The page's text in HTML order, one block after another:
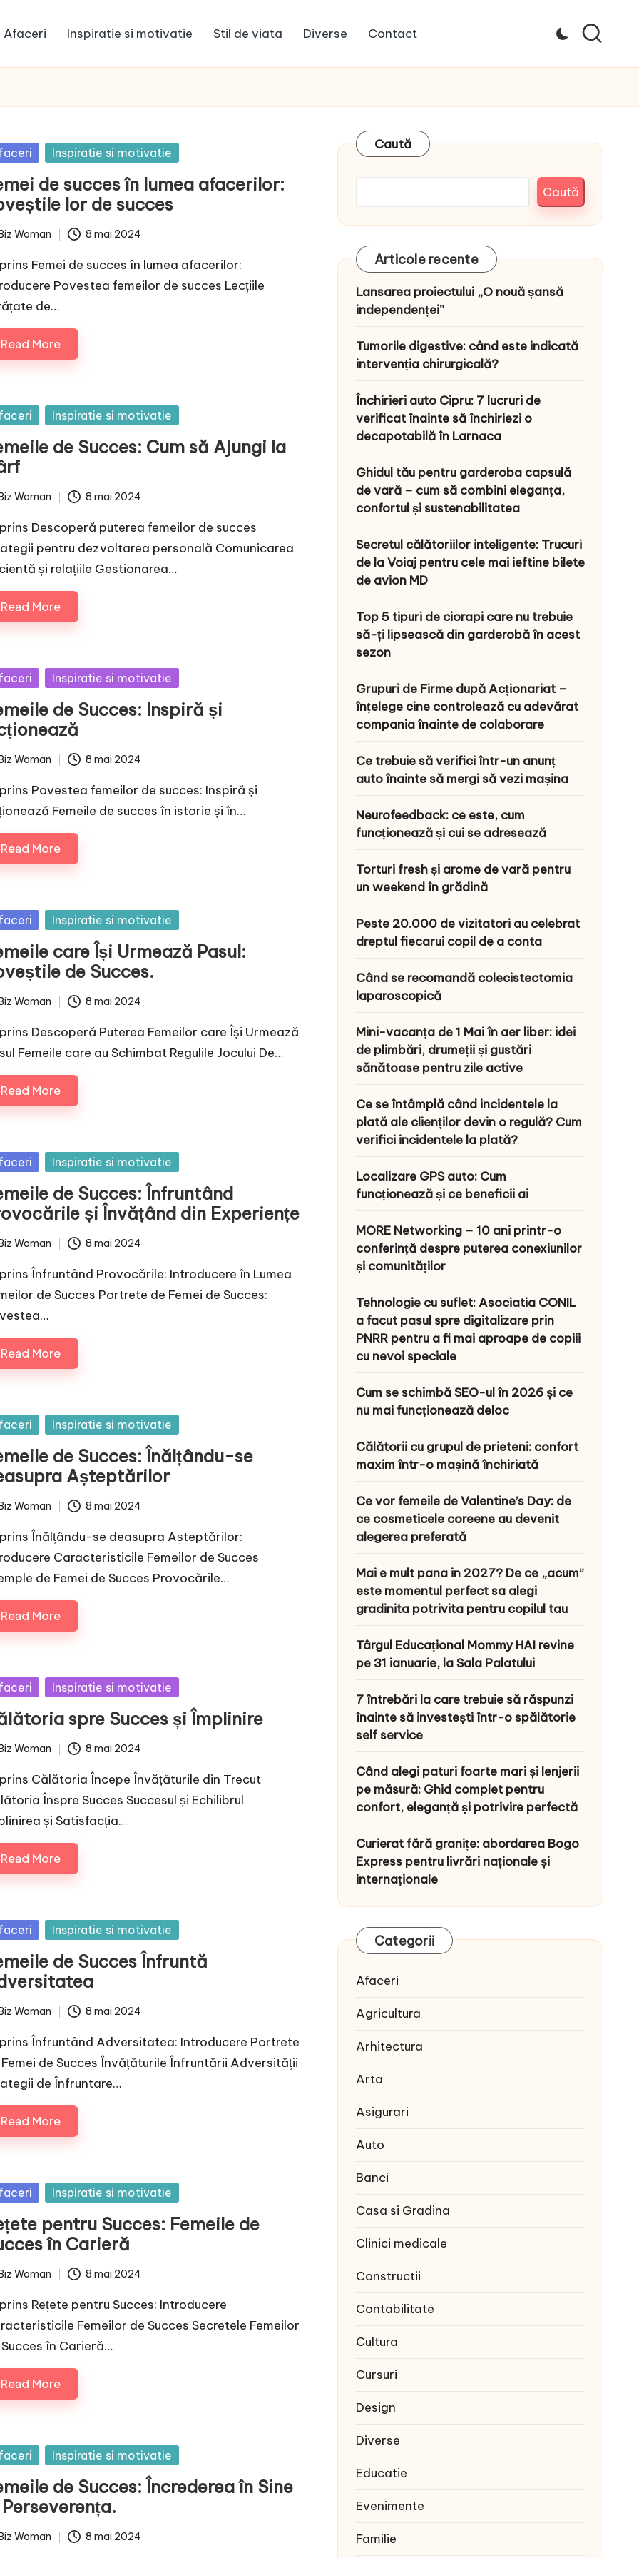
Afaceri Inspiratie si motivatie Stil de viata Diverse Contact
Inspiratie si motivatie
de succes în lumea afacerilor:
lor de succes
Woman 8 mai 2024
Femei de succes în lumea afacerilor:
Povestea femeilor de succes Lecțiile
de…
Read More
Inspiratie si motivatie
de Succes: Cum să Ajungi la
Woman 8 mai 2024
Descoperă puterea femeilor de succes
pentru dezvoltarea personală Comunicarea
și relațiile Gestionarea…
Read More
Inspiratie si motivatie
de Succes: Inspiră și
Woman 8 mai 2024
Povestea femeilor de succes: Inspiră și
Femeile de succes în istorie și în…
Read More
Inspiratie si motivatie
care Își Urmează Pasul:
de Succes.
Woman 8 mai 2024
Descoperă Puterea Femeilor care Își Urmează
Femeile care au Schimbat Regulile Jocului De…
Read More
Inspiratie si motivatie
de Succes: Înfruntând
și Învățând din Experiențe
Woman 8 mai 2024
Înfruntând Provocările: Introducere în Lumea
de Succes Portrete de Femei de Succes:
Read More
Inspiratie si motivatie
de Succes: Înălțându-se
Așteptărilor
Woman 8 mai 2024
Înălțându-se deasupra Așteptărilor:
Caracteristicile Femeilor de Succes
de Femei de Succes Provocările…
Read More
Inspiratie si motivatie
spre Succes și Împlinire
Woman 8 mai 2024
Călătoria Începe Învățăturile din Trecut
Înspre Succes Succesul și Echilibrul
și Satisfacția…
Read More
Inspiratie si motivatie
de Succes Înfruntă
Woman 8 mai 2024
Înfruntând Adversitatea: Introducere Portrete
de Succes Învățăturile Înfruntării Adversității
de Înfruntare…
Read More
Inspiratie si motivatie
pentru Succes: Femeile de
în Carieră
Woman 8 mai 2024
Rețete pentru Succes: Introducere
Femeilor de Succes Secretele Femeilor
în Carieră…
Read More
Inspiratie si motivatie
de Succes: Încrederea în Sine
Woman 8 mai 2024
Caută
Caută
Articole recente
Lansarea proiectului „O nouă șansă
independenței”
Tumorile digestive: când este indicată
intervenția chirurgicală?
Închirieri auto Cipru: 7 lucruri de
verificat înainte să închiriezi o
decapotabilă în Larnaca
Ghidul tău pentru garderoba capsulă
de vară – cum să combini eleganța,
confortul și sustenabilitatea
Secretul călătoriilor inteligente: Trucuri
de la Voiaj pentru cele mai ieftine bilete
de avion MD
Top 5 tipuri de ciorapi care nu trebuie
să-ți lipsească din garderobă în acest
sezon
Grupuri de Firme după Acționariat –
înțelege cine controlează cu adevărat
compania înainte de colaborare
Ce trebuie să verifici într-un anunț
auto înainte să mergi să vezi mașina
Neurofeedback: ce este, cum
funcționează și cui se adresează
Torturi fresh și arome de vară pentru
un weekend în grădină
Peste 20.000 de vizitatori au celebrat
dreptul fiecarui copil de a conta
Când se recomandă colecistectomia
laparoscopică
Mini-vacanța de 1 Mai în aer liber: idei
de plimbări, drumeții și gustări
sănătoase pentru zile active
Ce se întâmplă când incidentele la
plată ale clienților devin o regulă? Cum
verifici incidentele la plată?
Localizare GPS auto: Cum
funcționează și ce beneficii ai
MORE Networking – 10 ani printr-o
conferință despre puterea conexiunilor
și comunităților
Tehnologie cu suflet: Asociatia CONIL
a facut pasul spre digitalizare prin
PNRR pentru a fi mai aproape de copiii
cu nevoi speciale
Cum se schimbă SEO-ul în 2026 și ce
nu mai funcționează deloc
Călătorii cu grupul de prieteni: confort
maxim într-o mașină închiriată
Ce vor femeile de Valentine’s Day: de
ce cosmeticele coreene au devenit
alegerea preferată
Mai e mult pana in 2027? De ce „acum”
este momentul perfect sa alegi
gradinita potrivita pentru copilul tau
Târgul Educațional Mommy HAI revine
pe 31 ianuarie, la Sala Palatului
7 întrebări la care trebuie să răspunzi
înainte să investești într-o spălătorie
self service
Când alegi paturi foarte mari și lenjerii
pe măsură: Ghid complet pentru
confort, eleganță și potrivire perfectă
Curierat fără granițe: abordarea Bogo
Express pentru livrări naționale și
internaționale
Categorii
Afaceri
Agricultura
Arhitectura
Arta
Asigurari
Auto
Banci
Casa si Gradina
Clinici medicale
Constructii
Contabilitate
Cultura
Cursuri
Design
Diverse
Educatie
Evenimente
Familie